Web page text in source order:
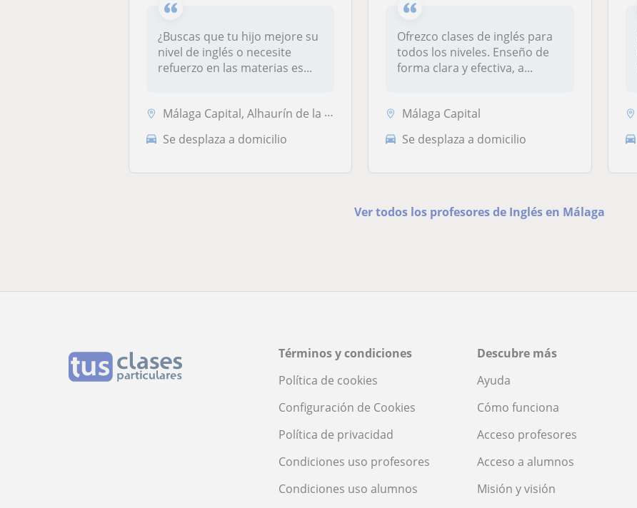
¿Buscas que tu hijo mejore su
nivel de inglés o necesite
refuerzo en las materias es...
Málaga Capital, Alhaurín de la Torre, Torremolinos
Se desplaza a domicilio
Ofrezco clases de inglés para
todos los niveles. Enseño de
forma clara y efectiva, a...
Málaga Capital
Se desplaza a domicilio
Ver todos los profesores de Inglés en Málaga
Términos y condiciones
Política de cookies
Configuración de Cookies
Política de privacidad
Condiciones uso profesores
Condiciones uso alumnos
Descubre más
Ayuda
Cómo funciona
Acceso profesores
Acceso a alumnos
Misión y visión